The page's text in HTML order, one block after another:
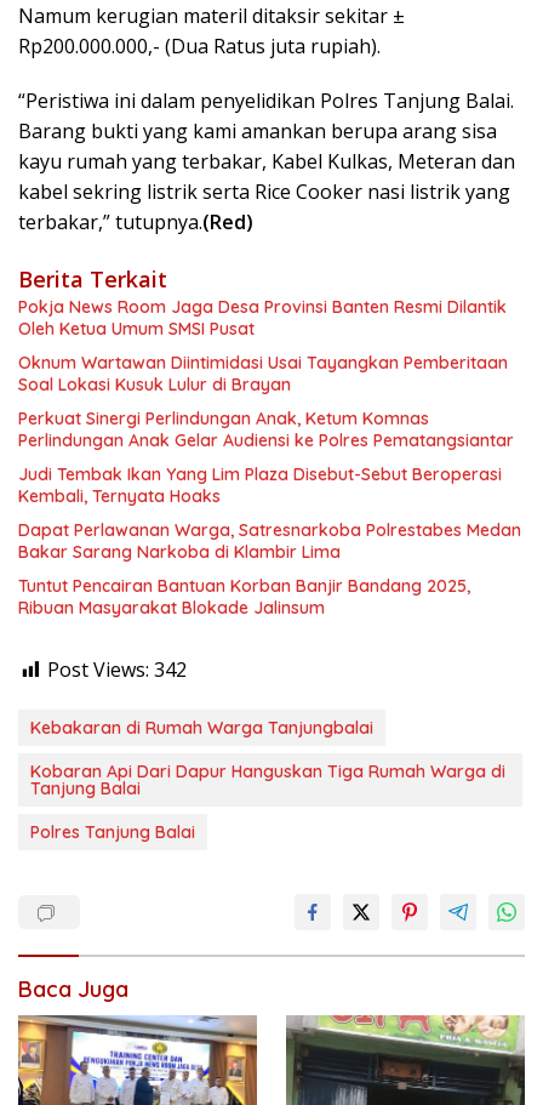
Namum kerugian materil ditaksir sekitar ±
Rp200.000.000,- (Dua Ratus juta rupiah).
“Peristiwa ini dalam penyelidikan Polres Tanjung Balai.
Barang bukti yang kami amankan berupa arang sisa
kayu rumah yang terbakar, Kabel Kulkas, Meteran dan
kabel sekring listrik serta Rice Cooker nasi listrik yang
terbakar,” tutupnya.(Red)
Berita Terkait
Pokja News Room Jaga Desa Provinsi Banten Resmi Dilantik
Oleh Ketua Umum SMSI Pusat
Oknum Wartawan Diintimidasi Usai Tayangkan Pemberitaan
Soal Lokasi Kusuk Lulur di Brayan
Perkuat Sinergi Perlindungan Anak, Ketum Komnas
Perlindungan Anak Gelar Audiensi ke Polres Pematangsiantar
Judi Tembak Ikan Yang Lim Plaza Disebut-Sebut Beroperasi
Kembali, Ternyata Hoaks
Dapat Perlawanan Warga, Satresnarkoba Polrestabes Medan
Bakar Sarang Narkoba di Klambir Lima
Tuntut Pencairan Bantuan Korban Banjir Bandang 2025,
Ribuan Masyarakat Blokade Jalinsum
Post Views: 342
Kebakaran di Rumah Warga Tanjungbalai
Kobaran Api Dari Dapur Hanguskan Tiga Rumah Warga di
Tanjung Balai
Polres Tanjung Balai
Baca Juga